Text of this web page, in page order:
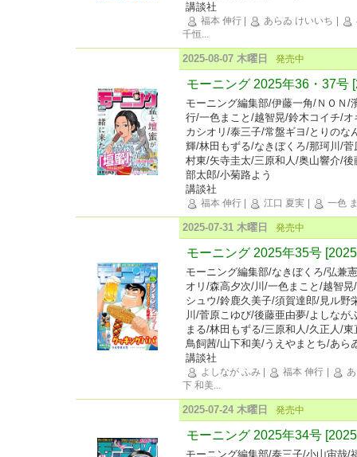
講談社
福本 伸行 あらゐ けいいち
千恒...
2025-08-07 木曜日 発売中
モーニング 2025年36・37号
モーニング編集部/伊藤一角/ＮＯＮ/
行/一色まこと/越智晃/鈴木コイチ/
カシオリ/泰三子/常盤ギヨ/とりのな
輝/林田もずる/なきぼくろ/那珂川/
村東/矢寺圭太/三原和人/奥山響介/
部太郎/小菊路よう
講談社
福本 伸行 江口 夏実 一色
2025-07-31 木曜日 発売中
モーニング 2025年35号
モーニング編集部/なきぼくろ/弘兼
オリ/森高夕次/川/一色まこと/越智
シュウ/鈴鹿久美子/須賀達郎/見ル野
川/菅原こゆび/後藤亜由夢/よしな
まる/林田もずる/三原和人/久正人/
鳥飼茜/山下和美/うえやまとち/あら
講談社
よしなが ふみ 福本 伸行
下 和美...
2025-07-24 木曜日 発売中
モーニング 2025年34号
モーニング編集部/泰三子/小山宙哉/